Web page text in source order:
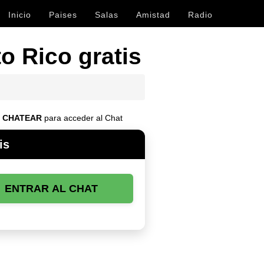
Inicio Paises Salas Amistad Radio
Rico gratis
CHATEAR para acceder al Chat
ENTRAR AL CHAT